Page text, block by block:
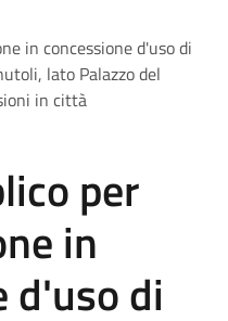
in concessione d'uso di
lato Palazzo del
in città
per
in
d'uso di